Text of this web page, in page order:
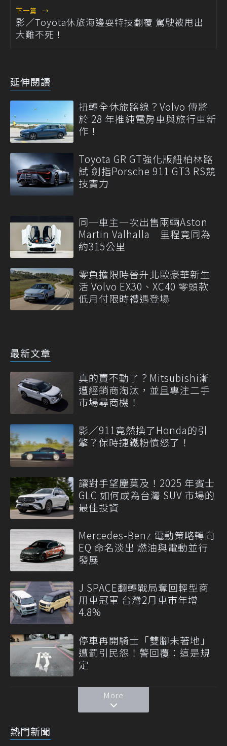
下一篇 →
影／Toyota休旅海邊耍特技翻覆 駕駛被甩出
大難不死！
延伸閱讀
扭轉全休旅路線？Volvo 傳將
於 28 年推純電房車與旅行車新
作！
Toyota GR GT強化版紐柏林路
試 劍指Porsche 911 GT3 RS競
技實力
同一車主一次出售兩輛Aston
Martin Valhalla 里程竟同為
約315公里
零負擔限時晉升北歐豪華新生
活 Volvo EX30、XC40 零頭款
低月付限時禮遇登場
最新文章
真的賣不動了？Mitsubishi漸
遭經銷商淘汰，並且專注二手
市場尋商機！
影／911竟然換了Honda的引
擎？保時捷鐵粉憤怒了！
讓對手望塵莫及！2025 年賓士
GLC 如何成為台灣 SUV 市場的
最佳投資
Mercedes-Benz 電動策略轉向
EQ 命名淡出 燃油與電動並行
發展
J SPACE翻轉戰局奪回輕型商
用車冠軍 台灣2月車市年增
4.8%
停車再開騎士「雙腳未著地」
遭罰引民怨！警回覆：這是規
定
More
熱門新聞